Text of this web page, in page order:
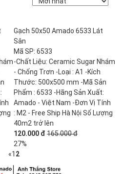
Gạch 50x50 Amado 6533 Lát
Sân
Mã SP: 6533
-Chất Liệu: Ceramic Sugar Nhám
- Chống Trơn -Loại : A1 -Kích
Thước: 500x500 mm -Mã Sản
Phẩm : 6533 -Hãng Sản Xuất:
Amado - Việt Nam -Đơn Vị Tính
: M2 - Free Ship Hà Nội Số Lượng
40m2 trở lên
120.000 đ 165.000 đ
27%
«1 2